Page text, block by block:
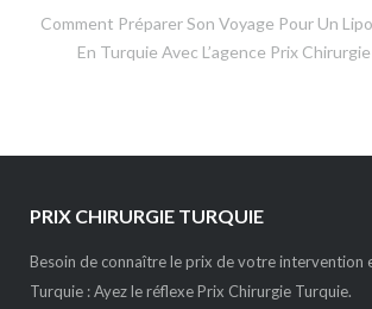
Comment Préparer Son Voyage Pour Un
En Turquie Avec L’agence Prix
PRIX CHIRURGIE TURQUIE
Besoin de connaître le prix de votre intervention
Turquie : Ayez le réflexe Prix Chirurgie Turquie.